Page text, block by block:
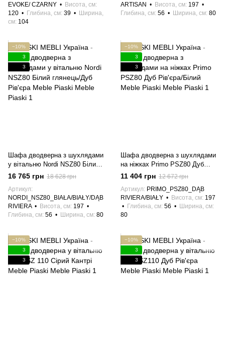
EVOKE/ CZARNY
Висота, см
120
Глибина, см 39
Ширина,
см 104
ARTISAN
Висота, см 197
Глибина, см 56 Ширина, см 80
−10%
3
3
Шафа дводверна з шухлядами
у вітальню Nordi NSZ80 Білий
глянець/Дуб Рів'єра Meble
16 765 грн 18 628 грн
Артикул
NORDI_NSZ80_BIAŁA/BIAŁY/DĄB
RIVIERA
Висота, см 197
Глибина, см 56 Ширина, см 80
−10%
3
3
Шафа дводверна з шухлядами
на ніжках Primo PSZ80 Дуб
Рів'єра/Білий Meble Piaski
11 404 грн 12 672 грн
Артикул
PRIMO_PSZ80_DĄB
RIVIERA/BIAŁY
Висота, см 197
Глибина, см 56
Ширина, см
80
−10%
3
3
−10%
3
3